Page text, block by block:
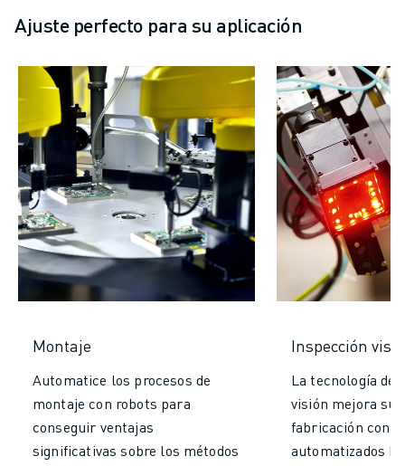
Ajuste perfecto para su aplicación
Montaje
Automatice los procesos de
montaje con robots para
conseguir ventajas
significativas sobre los métodos
Inspección
La tecnología de
visión mejora
fabricación con
automatizados